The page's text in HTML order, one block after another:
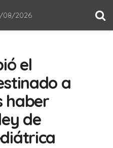
08/2026
el
a
haber
de